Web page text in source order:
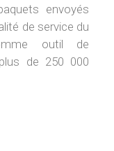
envoyés
de service du
outil de
de 250 000